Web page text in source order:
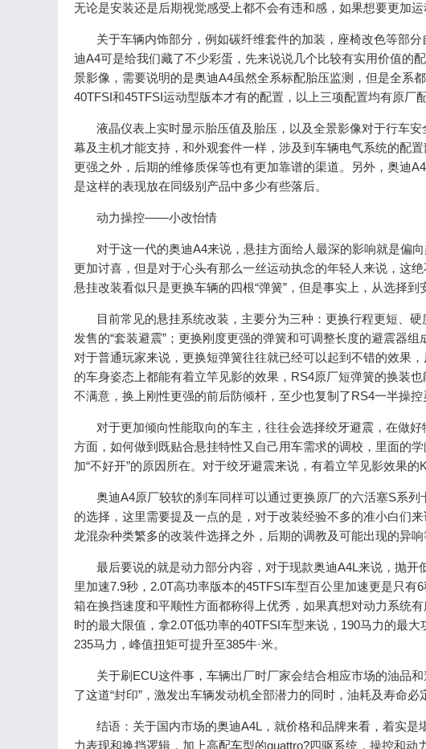
无论是安装还是后期视觉感受上都不会有违和感，如果想要更加
关于车辆内饰部分，例如碳纤维套件的加装，座椅改色等部分
迪A4可是给我们藏了不少彩蛋，先来说说几个比较有实用价值
景影像，需要说明的是奥迪A4虽然全系标配胎压监测，但是全系
40TFSI和45TFSI运动型版本才有的配置，以上三项配置均有原厂
液晶仪表上实时显示胎压值及胎压，以及全景影像对于行车安
幕及主机才能支持，和外观套件一样，涉及到车辆电气系统的配
更强之外，后期的维修质保等也有更加靠谱的渠道。另外，奥迪
是这样的表现放在同级别产品中多少有些落后。
动力操控——小改怡情
对于这一代的奥迪A4来说，悬挂方面给人最深的影响就是偏
更加讨喜，但是对于心头有那么一丝运动执念的年轻人来说，这
悬挂改装看似只是更换车辆的四根“弹簧”，但是事实上，从选择
目前常见的悬挂系统改装，主要分为三种：更换行程更短、硬
发售的“套装避震”；更换刚度更强的弹簧和可调整长度的避震器
对于普通玩家来说，更换短弹簧往往就已经可以起到不错的效果
的车身姿态上都能有着立竿见影的效果，RS4原厂短弹簧的换装
不满意，换上刚性更强的前后防倾杆，至少也复制了RS4一半操
对于更加倾向性能取向的车主，往往会选择绞牙避震，在做好
方面，如何做到既贴合悬挂特性又自己用车需求的调校，里面的
加“不好开”的原因所在。对于绞牙避震来说，有着立竿见影效果
奥迪A4原厂较软的刹车同样可以通过更换原厂的六活塞S系列
的选择，这里需要提及一点的是，对于改装经验不多的准小白们
龙混杂种类繁多的改装件选择之外，后期的调教及可能出现的异响
最后要说的就是动力部分内容，对于现款奥迪A4L来说，抛开
里加速7.9秒，2.0T高功率版本的45TFSI车型百公里加速更是只
箱在换挡速度和平顺性方面都称得上优秀，如果真想对动力系统
时的最大限值，拿2.0T低功率的40TFSI车型来说，190马力的最
235马力，峰值扭矩可提升至385牛·米。
关于刷ECU这件事，车辆出厂时厂家会结合相应市场的油品和
了这道“封印”，激发出车辆发动机全部潜力的同时，油耗及寿命
结语：关于国内市场的奥迪A4L，就价格和品牌来看，着实是
力表现和换挡逻辑，加上高配车型的quattro?四驱系统，操控和